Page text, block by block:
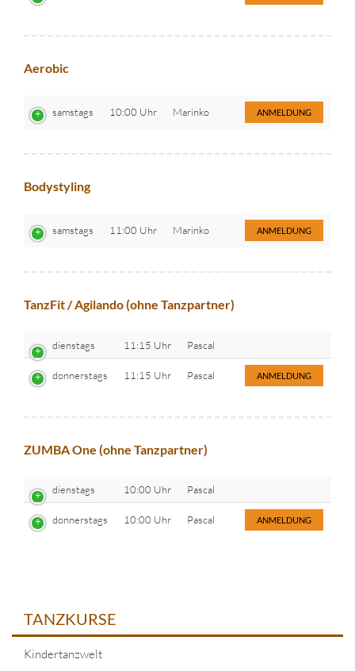
Aerobic
samstags 10:00 Uhr Marinko ANMELDUNG
Bodystyling
samstags 11:00 Uhr Marinko ANMELDUNG
TanzFit / Agilando (ohne Tanzpartner)
dienstags 11:15 Uhr Pascal
donnerstags 11:15 Uhr Pascal ANMELDUNG
ZUMBA One (ohne Tanzpartner)
dienstags 10:00 Uhr Pascal
donnerstags 10:00 Uhr Pascal ANMELDUNG
TANZKURSE
Kindertanzwelt